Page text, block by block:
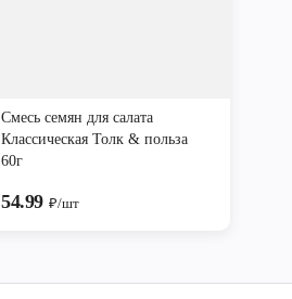
Смесь семян для салата
Классическая Толк & польза
60г
54.99 ₽/шт